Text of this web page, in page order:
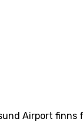
Airport finns